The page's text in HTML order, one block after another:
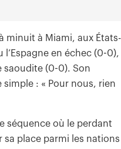
minuit à Miami, aux États-
l’Espagne en échec (0-0),
saoudite (0-0). Son
: « Pour nous, rien
séquence où le perdant
place parmi les nations